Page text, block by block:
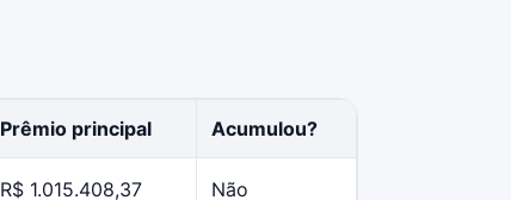
Prêmio principal Acumulou?
R$ 1.015.408,37 Não